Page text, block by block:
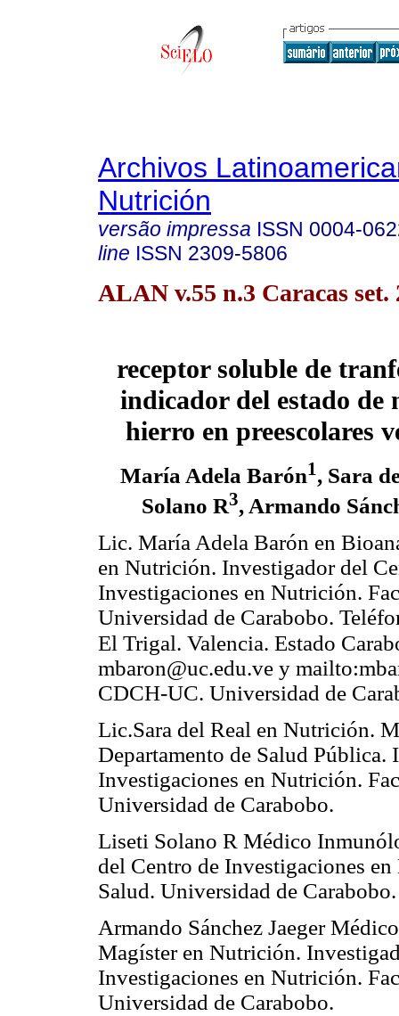
Archivos
Nutrición
versão impressa ISSN 0004-
line ISSN 2309-5806
ALAN v.55 n.3 Caracas set.
receptor soluble de
indicador del estado de
hierro en preescolares
María Adela Barón1, Sara
Solano R3, Armando
Lic. María Adela Barón en
en Nutrición. Investigador del
Investigaciones en Nutrición.
Universidad de Carabobo.
El Trigal. Valencia. Estado
mbaron@uc.edu.ve y
CDCH-UC. Universidad de
Lic.Sara del Real en Nutrición.
Departamento de Salud
Investigaciones en Nutrición.
Universidad de Carabobo.
Liseti Solano R Médico
del Centro de Investigaciones
Salud. Universidad de Carabobo.
Armando Sánchez Jaeger
Magíster en Nutrición.
Investigaciones en Nutrición.
Universidad de Carabobo.